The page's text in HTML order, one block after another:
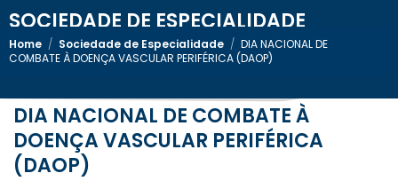
SOCIEDADE DE ESPECIALIDADE
Home / Sociedade de Especialidade / DIA NACIONAL DE
COMBATE À DOENÇA VASCULAR PERIFÉRICA (DAOP)
DIA NACIONAL DE COMBATE À
DOENÇA VASCULAR PERIFÉRICA
(DAOP)